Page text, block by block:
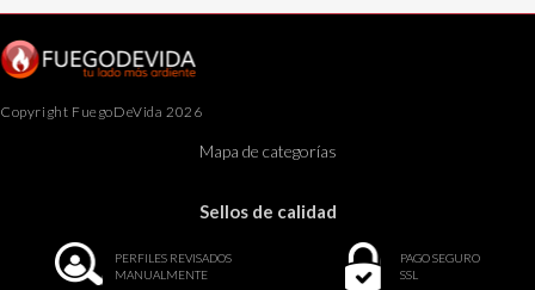
Copyright FuegoDeVida 2026
Mapa de categorías
Sellos de calidad
PERFILES REVISADOS
MANUALMENTE
PAGO SEGURO
SSL